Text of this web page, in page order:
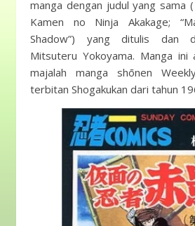
manga dengan judul yang
Kamen no Ninja Akakage;
Shadow”) yang ditulis dan
Mitsuteru Yokoyama. Manga ini
majalah manga shōnen
terbitan Shogakukan dari tahun